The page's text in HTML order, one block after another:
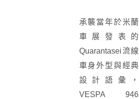
承襲當年於米蘭
車展發表的
Quarantasei流線
車身外型與經典
設計語彙，
VESPA 946